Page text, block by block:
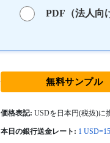
PDF（法人向
無料サンプル
価格表記: USDを日本円(税抜)に
本日の銀行送金レート: 1